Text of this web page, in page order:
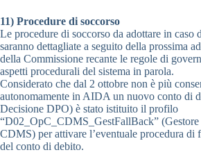
11) Procedure di soccorso
Le procedure di soccorso da adottare in
saranno dettagliate a seguito della prossima
della Commissione recante le regole di
aspetti procedurali del sistema in parola.
Considerato che dal 2 ottobre non è più
autonomamente in AIDA un nuovo conto di
Decisione DPO) è stato istituito il profilo
“D02_OpC_CDMS_GestFallBack”
CDMS) per attivare l’eventuale procedura di
del conto di debito.